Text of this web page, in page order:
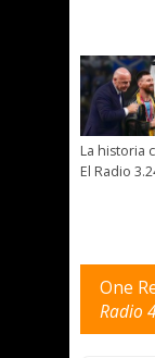
La historia
El Radio
One
Radio